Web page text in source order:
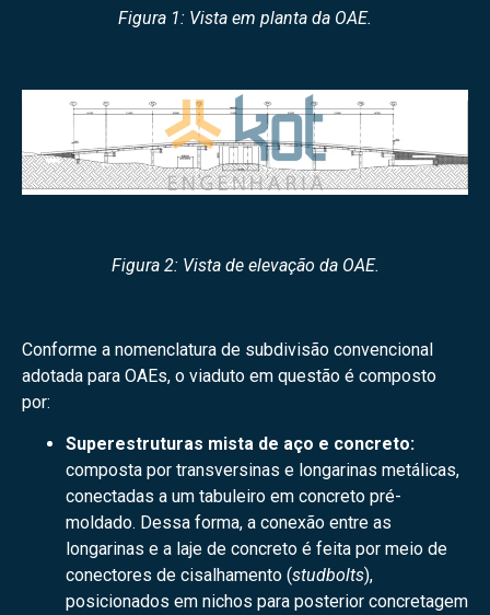
Figura 1: Vista em planta da OAE.
Figura 2: Vista de elevação da OAE.
Conforme a nomenclatura de subdivisão convencional
adotada para OAEs, o viaduto em questão é composto
por:
Superestruturas mista de aço e concreto:
composta por transversinas e longarinas metálicas,
conectadas a um tabuleiro em concreto pré-
moldado. Dessa forma, a conexão entre as
longarinas e a laje de concreto é feita por meio de
conectores de cisalhamento (studbolts),
posicionados em nichos para posterior concretagem